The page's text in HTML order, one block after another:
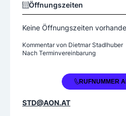
Öffnungszeiten
Keine Öffnungszeiten
Kommentar von Dietmar Stadlhuber
Nach Terminvereinbarung
+43 7664 2747RUFNUMMER
STD@AON.AT